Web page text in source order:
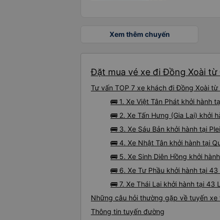
Xem thêm chuyến
Đặt mua vé xe đi Đồng Xoài
Tư vấn TOP 7 xe khách đi Đồng Xoài
🚌 1. Xe Việt Tân Phát khởi hành
🚌 2. Xe Tấn Hưng (Gia Lai) khởi
🚌 3. Xe Sáu Bản khởi hành tại
🚌 4. Xe Nhật Tân khởi hành tại
🚌 5. Xe Sinh Diên Hồng khởi
🚌 6. Xe Tư Phầu khởi hành tại
🚌 7. Xe Thái Lai khởi hành tại
Những câu hỏi thường gặp về tuyến
Thông tin tuyến đường